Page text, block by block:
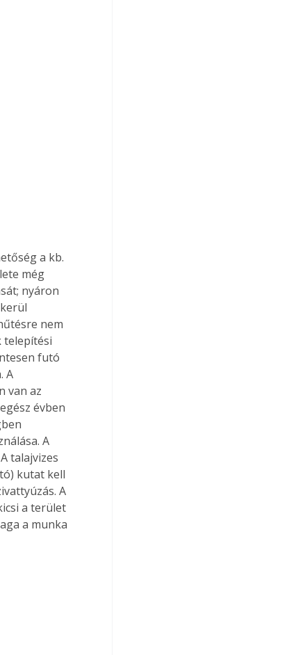
még
nyáron
nem
telepítési
futó
A
van az
évben
A
talajvizes
kutat kell
A
a terület
a munka